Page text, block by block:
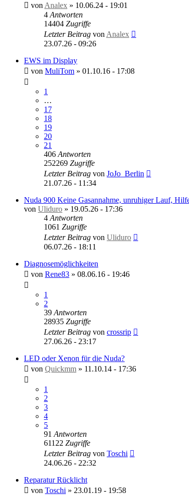
von Analex » 10.06.24 - 19:01
4 Antworten
14404 Zugriffe
Letzter Beitrag von Analex
23.07.26 - 09:26
EWS im Display
von MuliTom » 01.10.16 - 17:08
1
…
17
18
19
20
21
406 Antworten
252269 Zugriffe
Letzter Beitrag von JoJo_Berlin
21.07.26 - 11:34
Nuda 900 Keine Gasannahme, unruhiger Lauf,
von Uliduro » 19.05.26 - 17:36
4 Antworten
1061 Zugriffe
Letzter Beitrag von Uliduro
06.07.26 - 18:11
Diagnosemöglichkeiten
von Rene83 » 08.06.16 - 19:46
1
2
39 Antworten
28935 Zugriffe
Letzter Beitrag von crossrip
27.06.26 - 23:17
LED oder Xenon für die Nuda?
von Quickmm » 11.10.14 - 17:36
1
2
3
4
5
91 Antworten
61122 Zugriffe
Letzter Beitrag von Toschi
24.06.26 - 22:32
Reparatur Rücklicht
von Toschi » 23.01.19 - 19:58